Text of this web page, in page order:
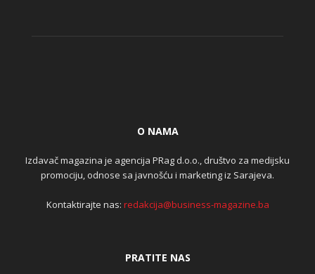
O NAMA
Izdavač magazina je agencija PRag d.o.o., društvo za medijsku
promociju, odnose sa javnošću i marketing iz Sarajeva.
Kontaktirajte nas: redakcija@business-magazine.ba
PRATITE NAS